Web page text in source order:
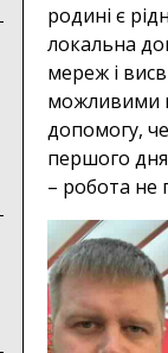
родині є
локальна
мереж і
можливими
допомогу,
першого
– робота не